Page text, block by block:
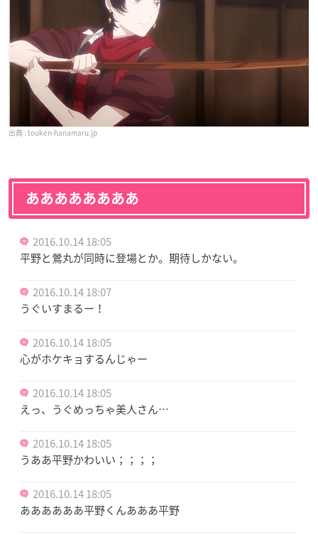
touken-hanamaru.jp
ああああああああ
2016.10.14 18:05
平野と鶯丸が同時に登場とか。期待しかない。
2016.10.14 18:07
うぐいすまるー！
2016.10.14 18:05
心がホケキョするんじゃー
2016.10.14 18:05
えっ、うぐめっちゃ美人さん…
2016.10.14 18:05
うああ平野かわいい；；；；
2016.10.14 18:05
ああああああ平野くんあああ平野